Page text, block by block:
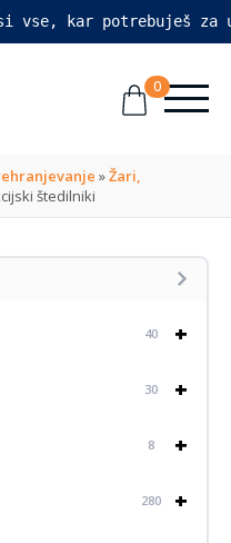
vse, kar potrebuješ
0
»Žari,
štedilniki
+
40
+
30
+
8
+
280